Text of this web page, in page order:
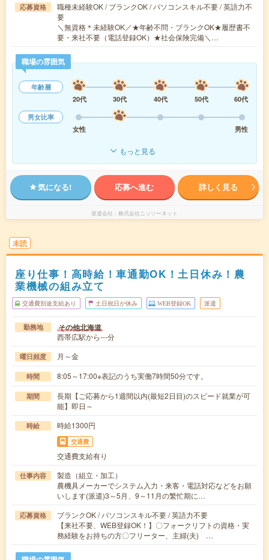
応募資格
職種未経験OK / ブランクOK / パソコンスキル不要 / 英語力不
要
＼無資格＊未経験OK／★年齢不問・ブランクOK★履歴書不
要・来社不要（電話登録OK）★社会保険完備＼…
職場の雰囲気
年齢層
20代
30代 40代 50代
60代
男女比率
女性
男性
もっと見る
気になる! 応募へ進む 詳しく見る
派遣会社 株式会社ニッソーネット
未読
座り仕事！高時給！車通勤OK！土日休み！農
業機械の組み立て
交通費別途支給あり 土日祝日が休み WEB登録OK 派遣
勤務地 その他北海道
西帯広駅から---分
曜日頻度 月～金
時間 8:05～17:00※表記のうち実働7時間50分です。
期間
長期【ご応募から1週間以内(最短2日目)のスピード就業が可
能】即日～
時給 時給1300円
交通費
交通費支給有り
仕事内容
製造（組立・加工）
農機具メーカーでシステム入力・来客・電話対応などをお願
いします(派遣)3～5月、9～11月の繁忙期に…
応募資格
ブランクOK / パソコンスキル不要 / 英語力不要
【来社不要、WEB登録OK！】〇フォークリフトの資格・実
務経験をお持ちの方〇フリーター、主婦(夫) …